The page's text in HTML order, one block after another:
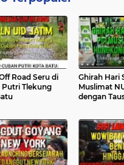
Road Seru di
Putri Tlekung
Ghirah Hari
Muslimat
dengan